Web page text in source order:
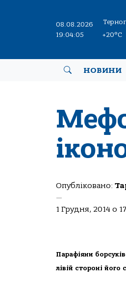
08.08.2026
19:04:06
+20°C
НОВИНИ
Опубліковано:
—
1 Грудня, 2014 о
Парафіяни
лівій стороні